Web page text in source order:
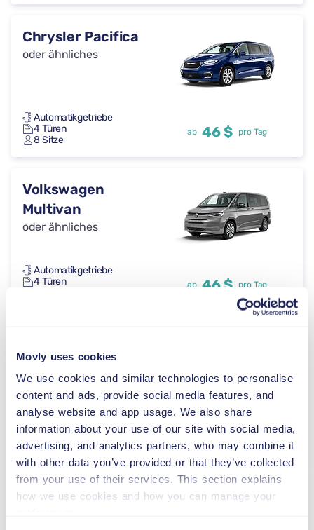
Movly uses cookies
We use cookies and similar technologies to personalise
content and ads, provide social media features, and
analyse website and app usage. We also share
information about your use of our site with social media,
advertising, and analytics partners, who may combine it
with other data you’ve provided or that they’ve collected
from your use of their services. This section explains
how we use cookies and how you can manage your
Chrysler Pacifica
oder ähnliches
Automatikgetriebe
4 Türen
8 Sitze
ab 46 $ pro Tag
Volkswagen
Multivan
oder ähnliches
Automatikgetriebe
4 Türen
ab 46 $ pro Tag
oder ähnliches
Automatikgetriebe
4 Türen
5 Sitze
46 $
Peugeot 3008